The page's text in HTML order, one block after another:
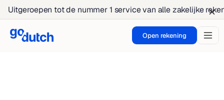
Uitgeroepen tot de nummer 1 service van alle zakelijke
Open rekening